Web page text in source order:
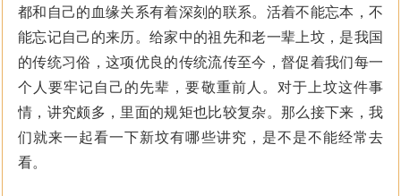
都和自己的血缘关系有着深刻的联系。活着不能忘本，不
能忘记自己的来历。给家中的祖先和老一辈上坟，是我国
的传统习俗，这项优良的传统流传至今，督促着我们每一
个人要牢记自己的先辈，要敬重前人。对于上坟这件事
情，讲究颇多，里面的规矩也比较复杂。那么接下来，我
们就来一起看一下新坟有哪些讲究，是不是不能经常去
看。